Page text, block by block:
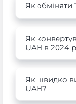
Як обміняти
Як
UAH в 2024
Як швидко
UAH?